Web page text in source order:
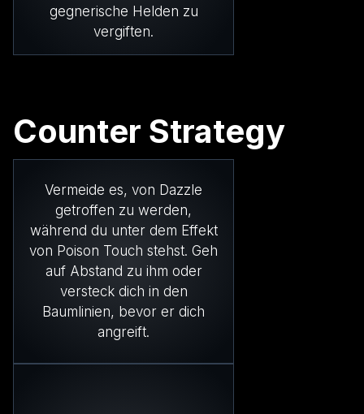
gegnerische Helden zu
vergiften.
Counter Strategy
Vermeide es, von Dazzle
getroffen zu werden,
während du unter dem Effekt
von Poison Touch stehst. Geh
auf Abstand zu ihm oder
versteck dich in den
Baumlinien, bevor er dich
angreift.